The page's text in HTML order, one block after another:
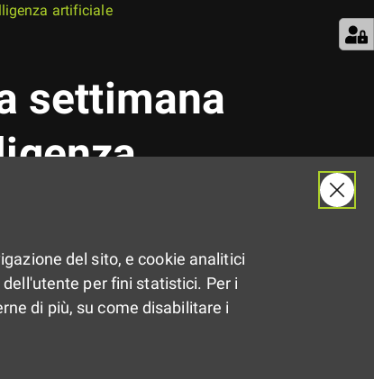
artificiale
settimana
e immaginare il
del sito, e cookie analitici
per fini statistici. Per i
di più, su come disabilitare i